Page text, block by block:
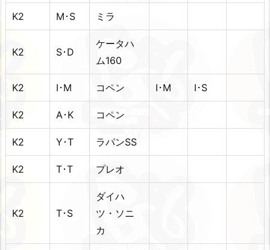
K2 M･S ミラ
K2 S･D
ケータハ
ム160
K2 I･M コペン I･M I･S
K2 A･K コペン
K2 Y･T ラパンSS
K2 T･T プレオ
K2 T･S
ダイハ
ツ・ソニ
カ